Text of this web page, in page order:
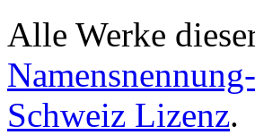
Alle Werke
Schweiz Lizenz.